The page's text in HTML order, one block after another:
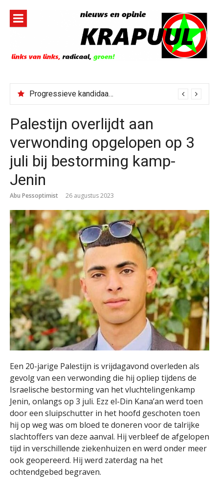
inhoud
Progressieve kandidaat El-Sayed senaatskandidaat Michigan
Palestijn overlijdt aan
verwonding opgelopen op 3
juli bij bestorming kamp-
Jenin
Abu Pessoptimist 26 augustus 2023
Een 20-jarige Palestijn is vrijdagavond overleden als
gevolg van een verwonding die hij opliep tijdens de
Israelische bestorming van het vluchtelingenkamp
Jenin, onlangs op 3 juli. Ezz el-Din Kana’an werd toen
door een sluipschutter in het hoofd geschoten toen
hij op weg was om bloed te doneren voor de talrijke
slachtoffers van deze aanval. Hij verbleef de afgelopen
tijd in verschillende ziekenhuizen en werd onder meer
ook geopereerd. Hij werd zaterdag na het
ochtendgebed begraven.